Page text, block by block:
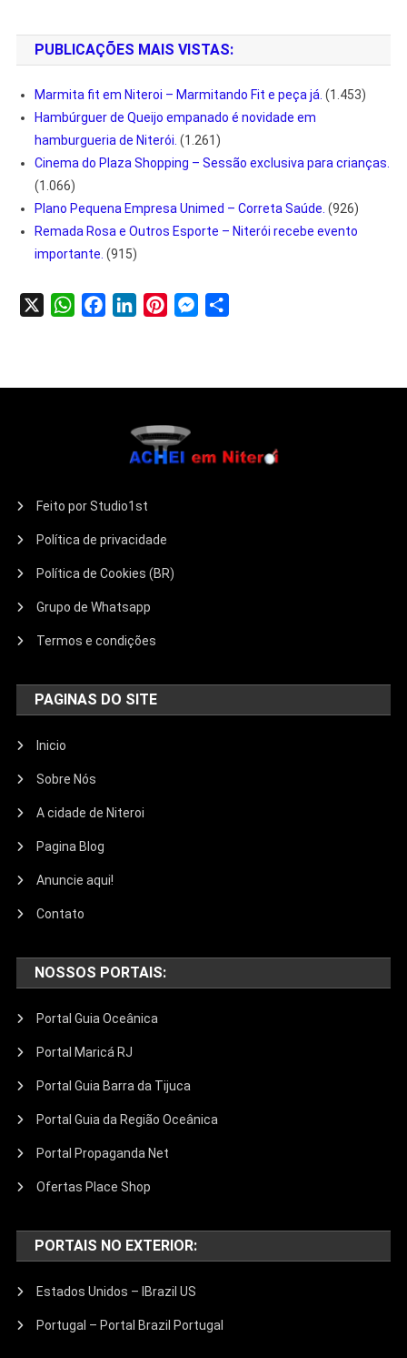
PUBLICAÇÕES MAIS VISTAS:
Marmita fit em Niteroi – Marmitando Fit e peça já. (1.453)
Hambúrguer de Queijo empanado é novidade em
hamburgueria de Niterói. (1.261)
Cinema do Plaza Shopping – Sessão exclusiva para crianças.
(1.066)
Plano Pequena Empresa Unimed – Correta Saúde. (926)
Remada Rosa e Outros Esporte – Niterói recebe evento
importante. (915)
WhatsAppFacebookLinkedInPinterestMessenger
Feito por Studio1st
Política de privacidade
Política de Cookies (BR)
Grupo de Whatsapp
Termos e condições
PAGINAS DO SITE
Inicio
Sobre Nós
A cidade de Niteroi
Pagina Blog
Anuncie aqui!
Contato
NOSSOS PORTAIS:
Portal Guia Oceânica
Portal Maricá RJ
Portal Guia Barra da Tijuca
Portal Guia da Região Oceânica
Portal Propaganda Net
Ofertas Place Shop
PORTAIS NO EXTERIOR:
Estados Unidos – IBrazil US
Portugal – Portal Brazil Portugal